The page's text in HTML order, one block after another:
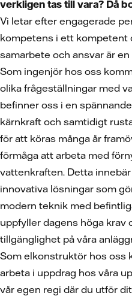
verkligen tas till vara? Då
Vi letar efter engagerade
kompetens i ett kompetent
samarbete och ansvar är
Som ingenjör hos oss
olika frågeställningar med
befinner oss i en
kärnkraft och samtidigt
för att köras många år
förmåga att arbeta med
vattenkraften. Detta
innovativa lösningar som
modern teknik med
uppfyller dagens höga krav
tillgänglighet på våra
Som elkonstruktör hos oss
arbeta i uppdrag hos våra
vår egen regi där du utför